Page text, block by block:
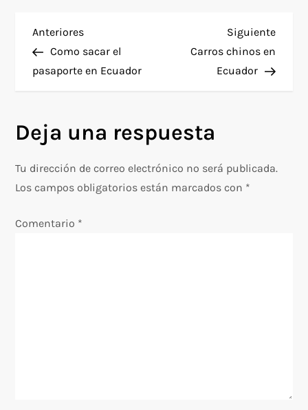
N
a
e
g
a
c
Entrada
anterior
Anteriores
Como sacar el
pasaporte en Ecuador
Siguiente
Carros chinos en
Ecuador
Deja una respuesta
Tu dirección de correo electrónico no será publicada.
Los campos obligatorios están marcados con *
Comentario *